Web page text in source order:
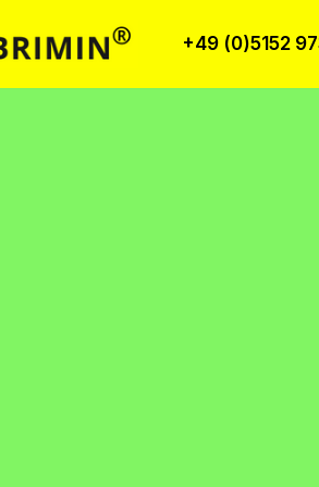
+49 (0)5152